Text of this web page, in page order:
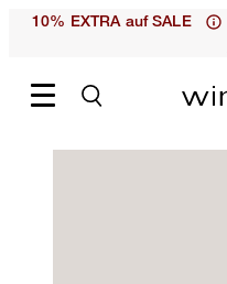
10% EXTRA auf SALE